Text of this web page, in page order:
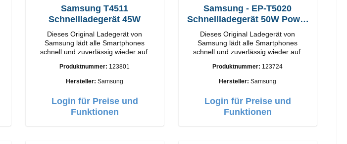
Samsung T4511
Schnellladegerät 45W
Dieses Original Ladegerät von
Samsung lädt alle Smartphones
schnell und zuverlässig wieder auf.
VerarbeitungAnschlüss: USB-C Output:
USB-C: 45W Farbe: Schwarz
Produktnummer: 123801
Hersteller:Samsung
Login für Preise und
Funktionen
Samsung - EP-T5020
Schnellladegerät 50W Power
Duo
Dieses Original Ladegerät von
Samsung lädt alle Smartphones
schnell und zuverlässig wieder auf.
Hochwertige Verarbeitung Anschlüsse:
USB-C / USB-C Output: 50W Farbe:
USB-C zu USB-C Farbe: Schwarz/li>
Produktnummer: 123724
Hersteller:Samsung
Login für Preise und
Funktionen